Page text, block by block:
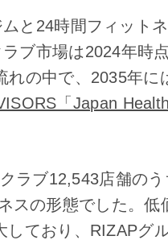
と24時間フィット
ブ市場は2024年時
の中で、2035年に
「Japan
ラブ12,543店舗の
スの形態でした。低
ており、RIZAPグ